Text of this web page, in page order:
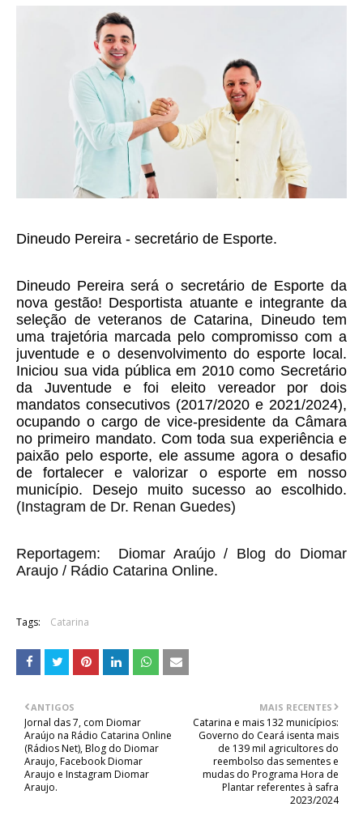
Dineudo Pereira - secretário de Esporte.
Dineudo Pereira será o secretário de Esporte da
nova gestão! Desportista atuante e integrante da
seleção de veteranos de Catarina, Dineudo tem
uma trajetória marcada pelo compromisso com a
juventude e o desenvolvimento do esporte local.
Iniciou sua vida pública em 2010 como Secretário
da Juventude e foi eleito vereador por dois
mandatos consecutivos (2017/2020 e 2021/2024),
ocupando o cargo de vice-presidente da Câmara
no primeiro mandato. Com toda sua experiência e
paixão pelo esporte, ele assume agora o desafio
de fortalecer e valorizar o esporte em nosso
(Instagram de Dr. Renan Guedes)
Reportagem: Diomar Araújo / Blog do Diomar
Araujo / Rádio Catarina Online.
Tags: Catarina
MAIS RECENTES
Catarina e mais 132 municípios:
Governo do Ceará isenta mais
de 139 mil agricultores do
reembolso das sementes e
mudas do Programa Hora de
Plantar referentes à safra
2023/2024
ANTIGOS
Jornal das 7, com Diomar
Araújo na Rádio Catarina Online
(Rádios Net), Blog do Diomar
Araujo, Facebook Diomar
Araujo e Instagram Diomar
Araujo.